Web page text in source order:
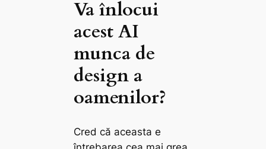
Va înlocui
acest AI
munca de
design a
oamenilor?
Cred că aceasta e